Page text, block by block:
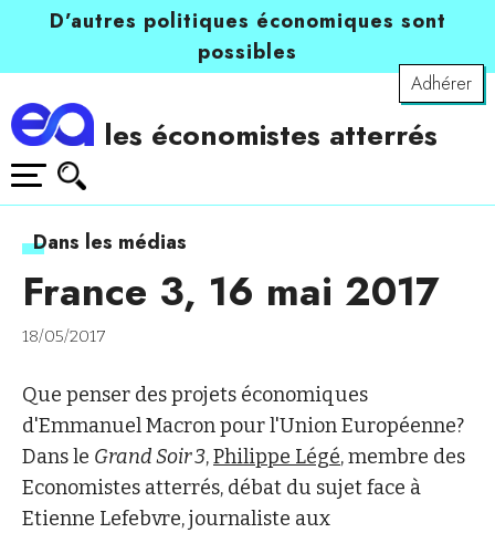
D’autres politiques économiques sont
possibles
Adhérer
les économistes atterrés
Dans les médias
France 3, 16 mai 2017
18/05/2017
Que penser des projets économiques
d'Emmanuel Macron pour l'Union Européenne?
Dans le Grand Soir 3,Philippe Légé, membre des
Economistes atterrés, débat du sujet face à
Etienne Lefebvre, journaliste aux